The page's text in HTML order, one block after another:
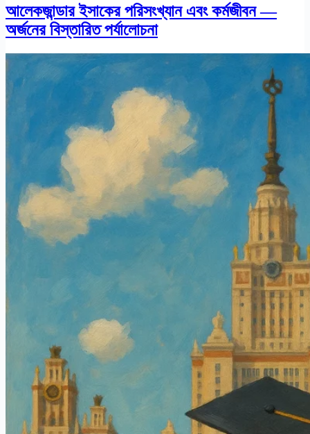
আলেকজান্ডার ইসাকের পরিসংখ্যান এবং কর্মজীবন —
অর্জনের বিস্তারিত পর্যালোচনা